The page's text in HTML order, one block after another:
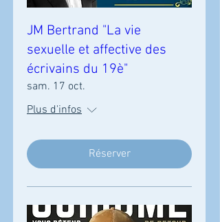
JM Bertrand "La vie
sexuelle et affective des
écrivains du 19è"
sam. 17 oct.
Plus d'infos
Réserver